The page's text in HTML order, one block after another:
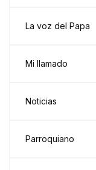
La voz del Papa
Mi llamado
Noticias
Parroquiano